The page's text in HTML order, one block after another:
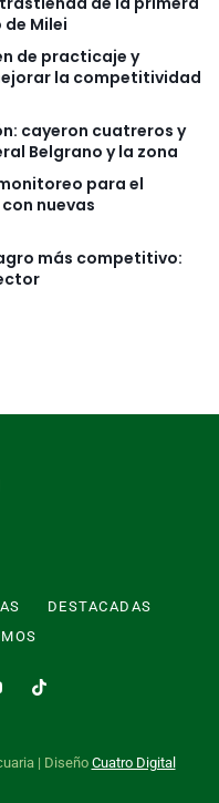
Milei
de practicaje y
la competitividad
cayeron cuatreros y
Belgrano y la zona
para el
nuevas
más competitivo:
DESTACADAS
| Diseño Cuatro Digital